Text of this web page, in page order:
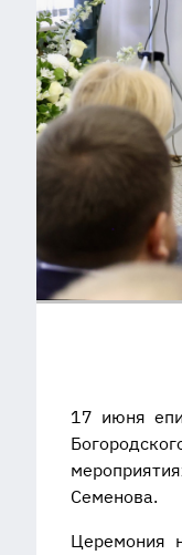
17 июня
Семенова.
Церемония